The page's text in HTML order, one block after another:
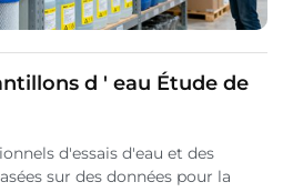
d ' eau Étude de
d'essais d'eau et des
sur des données pour la